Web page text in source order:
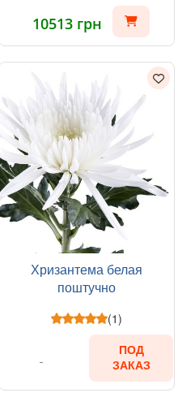
10513 грн
Хризантема белая
поштучно
(1)
ПОД
ЗАКАЗ